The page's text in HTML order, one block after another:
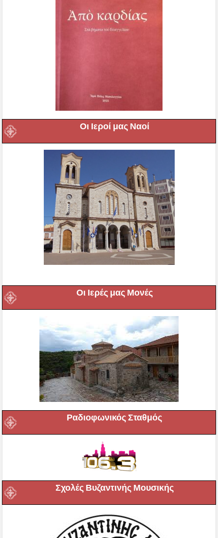
Οι Ιεροί μας Ναοί
Οι Ιερές μας Μονές
Ραδιοφωνικός Σταθμός
Σχολές Βυζαντινής Μουσικής